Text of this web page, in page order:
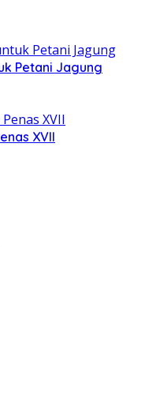
Petani Jagung
XVII